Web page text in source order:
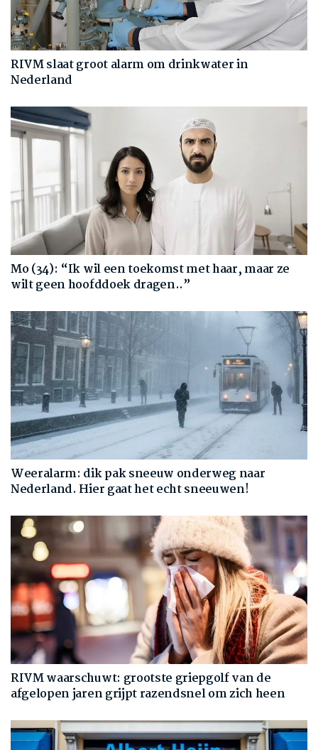
RIVM slaat groot alarm om drinkwater in
Nederland
Mo (34): “Ik wil een toekomst met haar, maar ze
wilt geen hoofddoek dragen..”
Weeralarm: dik pak sneeuw onderweg naar
Nederland. Hier gaat het echt sneeuwen!
RIVM waarschuwt: grootste griepgolf van de
afgelopen jaren grijpt razendsnel om zich heen